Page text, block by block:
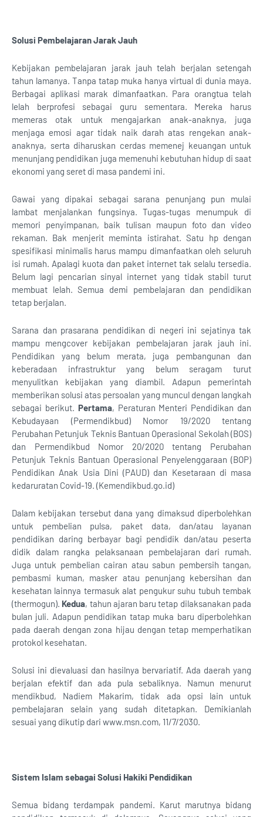
Solusi Pembelajaran Jarak Jauh
Kebijakan pembelajaran jarak jauh telah berjalan setengah
tahun lamanya. Tanpa tatap muka hanya virtual di dunia maya.
Berbagai aplikasi marak dimanfaatkan. Para orangtua telah
lelah berprofesi sebagai guru sementara. Mereka harus
memeras otak untuk mengajarkan anak-anaknya, juga
menjaga emosi agar tidak naik darah atas rengekan anak-
anaknya, serta diharuskan cerdas memenej keuangan untuk
menunjang pendidikan juga memenuhi kebutuhan hidup di saat
ekonomi yang seret di masa pandemi ini.
Gawai yang dipakai sebagai sarana penunjang pun mulai
lambat menjalankan fungsinya. Tugas-tugas menumpuk di
memori penyimpanan, baik tulisan maupun foto dan video
rekaman. Bak menjerit meminta istirahat. Satu hp dengan
spesifikasi minimalis harus mampu dimanfaatkan oleh seluruh
isi rumah. Apalagi kuota dan paket internet tak selalu tersedia.
Belum lagi pencarian sinyal internet yang tidak stabil turut
membuat lelah. Semua demi pembelajaran dan pendidikan
tetap berjalan.
Sarana dan prasarana pendidikan di negeri ini sejatinya tak
mampu mengcover kebijakan pembelajaran jarak jauh ini.
Pendidikan yang belum merata, juga pembangunan dan
keberadaan infrastruktur yang belum seragam turut
menyulitkan kebijakan yang diambil. Adapun pemerintah
memberikan solusi atas persoalan yang muncul dengan langkah
sebagai berikut. Pertama, Peraturan Menteri Pendidikan dan
Kebudayaan (Permendikbud) Nomor 19/2020 tentang
Perubahan Petunjuk Teknis Bantuan Operasional Sekolah (BOS)
dan Permendikbud Nomor 20/2020 tentang Perubahan
Petunjuk Teknis Bantuan Operasional Penyelenggaraan (BOP)
Pendidikan Anak Usia Dini (PAUD) dan Kesetaraan di masa
kedaruratan Covid-19. (Kemendikbud.go.id)
Dalam kebijakan tersebut dana yang dimaksud diperbolehkan
untuk pembelian pulsa, paket data, dan/atau layanan
pendidikan daring berbayar bagi pendidik dan/atau peserta
didik dalam rangka pelaksanaan pembelajaran dari rumah.
Juga untuk pembelian cairan atau sabun pembersih tangan,
pembasmi kuman, masker atau penunjang kebersihan dan
kesehatan lainnya termasuk alat pengukur suhu tubuh tembak
(thermogun). Kedua, tahun ajaran baru tetap dilaksanakan pada
bulan juli. Adapun pendidikan tatap muka baru diperbolehkan
pada daerah dengan zona hijau dengan tetap memperhatikan
protokol kesehatan.
Solusi ini dievaluasi dan hasilnya bervariatif. Ada daerah yang
berjalan efektif dan ada pula sebaliknya. Namun menurut
mendikbud, Nadiem Makarim, tidak ada opsi lain untuk
pembelajaran selain yang sudah ditetapkan. Demikianlah
sesuai yang dikutip dari www.msn.com, 11/7/2030.
Sistem Islam sebagai Solusi Hakiki Pendidikan
Semua bidang terdampak pandemi. Karut marutnya bidang